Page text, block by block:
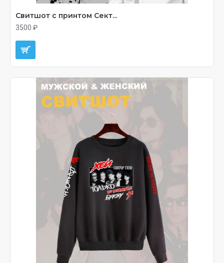
Свитшот с принтом Сект...
3500 ₽